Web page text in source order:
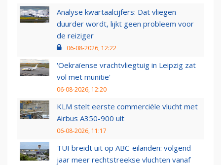
Analyse kwartaalcijfers: Dat vliegen
duurder wordt, lijkt geen probleem voor
de reiziger
06-08-2026, 12:22
'Oekraïense vrachtvliegtuig in Leipzig zat
vol met munitie'
06-08-2026, 12:20
KLM stelt eerste commerciële vlucht met
Airbus A350-900 uit
06-08-2026, 11:17
TUI breidt uit op ABC-eilanden: volgend
jaar meer rechtstreekse vluchten vanaf